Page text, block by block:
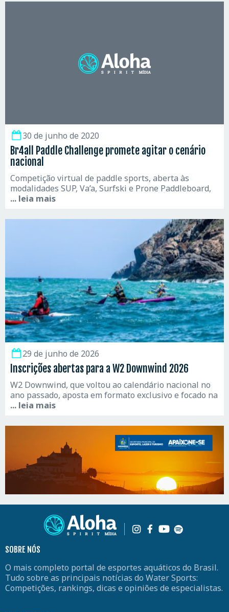
30 de junho de 2020
Br4all Paddle Challenge promete agitar o cenário
nacional
Competição virtual de paddle sports, aberta às
modalidades SUP, Va’a, Surfski e Prone Paddleboard,
... leia mais
29 de junho de 2026
Inscrições abertas para a W2 Downwind 2026
W2 Downwind, que voltou ao calendário nacional no
ano passado, aposta em formato exclusivo e focado na
... leia mais
SOBRE NÓS
O mais completo portal de esportes aquáticos do Brasil.
Tudo sobre as principais notícias do Water Sports:
Competições, rankings, dicas e opiniões de especialistas.